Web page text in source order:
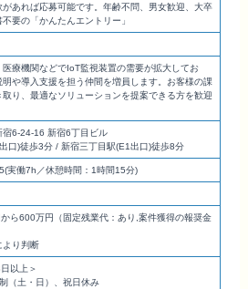
があれば応募可能です。年齢不問、男女歓迎、大卒
要の「かんたんエントリー」
医療機関などでIoT監視装置の需要が拡大してお
明や導入支援を担う仲間を増員します。お客様の課
取り、最適なソリューションを提案できる方を歓迎
宿6-24-16 新宿6丁目ビル
口)徒歩3分 / 新宿三丁目駅(E1出口)徒歩8分
実働7h／休憩時間：1時間15分)
ら600万円（固定残業代：あり,案件獲得の報奨金
り判断
以上＞
（土・日）、祝日休み